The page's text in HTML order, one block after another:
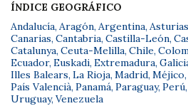
ÍNDICE GEOGRÁFICO
Andalucía, Aragón, Argentina, Asturias
Canarias, Cantabria, Castilla-León,
Catalunya, Ceuta-Melilla, Chile,
Ecuador, Euskadi, Extremadura,
Illes Balears, La Rioja, Madrid, Méjico,
País Valencià, Panamá, Paraguay, Perú,
Uruguay, Venezuela